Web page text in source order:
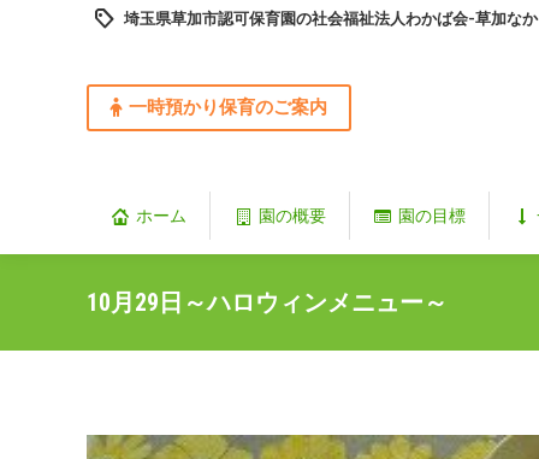
埼玉県草加市認可保育園の社会福祉法人わかば会-草加な
一時預かり保育のご案内
ホーム 園の概要 園の目標
10月29日～ハロウィンメニュー～